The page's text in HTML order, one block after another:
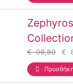
€ 98,80 €